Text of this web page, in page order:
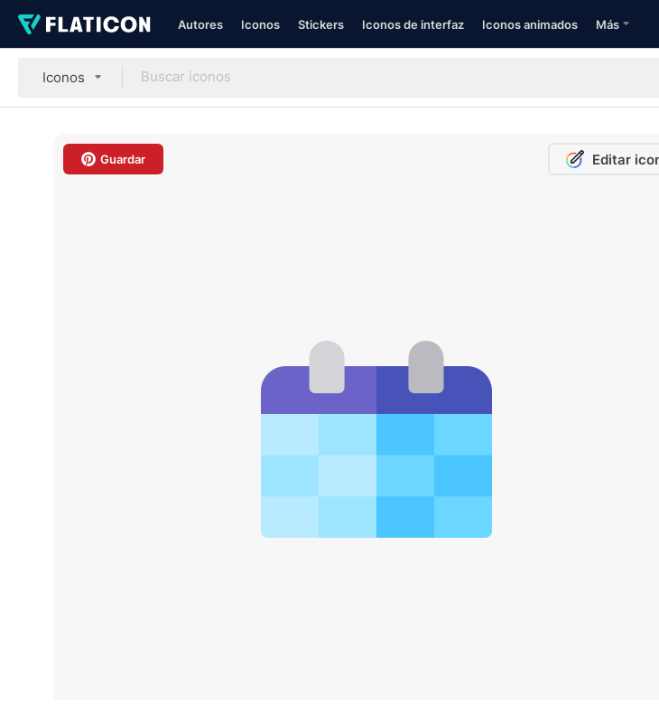
Autores Iconos Stickers Iconos de interfaz Iconos animados Más
Iconos
Guardar Editar